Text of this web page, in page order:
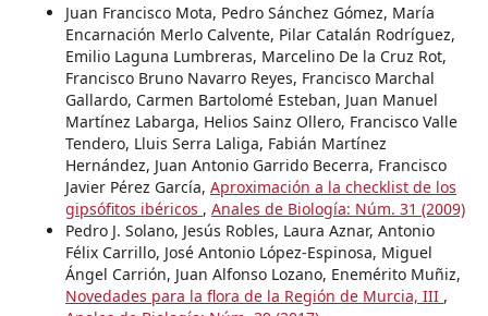
Juan Francisco Mota, Pedro Sánchez Gómez, María
Encarnación Merlo Calvente, Pilar Catalán Rodríguez,
Emilio Laguna Lumbreras, Marcelino De la Cruz Rot,
Francisco Bruno Navarro Reyes, Francisco Marchal
Gallardo, Carmen Bartolomé Esteban, Juan Manuel
Martínez Labarga, Helios Sainz Ollero, Francisco Valle
Tendero, Lluis Serra Laliga, Fabián Martínez
Hernández, Juan Antonio Garrido Becerra, Francisco
Javier Pérez García, Aproximación a la checklist de los
gipsófitos ibéricos , Anales de Biología: Núm. 31 (2009)
Pedro J. Solano, Jesús Robles, Laura Aznar, Antonio
Félix Carrillo, José Antonio López-Espinosa, Miguel
Ángel Carrión, Juan Alfonso Lozano, Enemérito Muñiz,
Novedades para la flora de la Región de Murcia, III ,